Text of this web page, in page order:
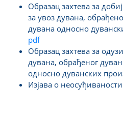
Образац захтева за
за увоз дувана,
дувана односно
pdf
Образац захтева за
дувана, обрађеног
односно дуванских
Изјава о неосуђиваности